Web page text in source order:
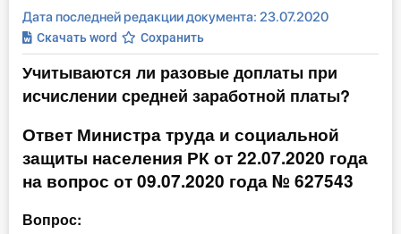
Формы
Консультации
Библиотека бухгалтера
Дата последней редакции документа: 23.07.2020
Скачать word Сохранить
Учитываются ли разовые доплаты при
исчислении средней заработной платы?
Ответ Министра труда и социальной
защиты населения РК от 22.07.2020 года
на вопрос от 09.07.2020 года № 627543
Вопрос: